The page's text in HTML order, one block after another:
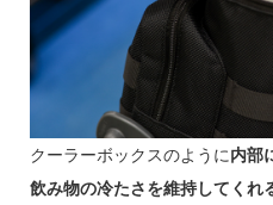
クーラーボックスのように内部
飲み物の冷たさを維持してくれ